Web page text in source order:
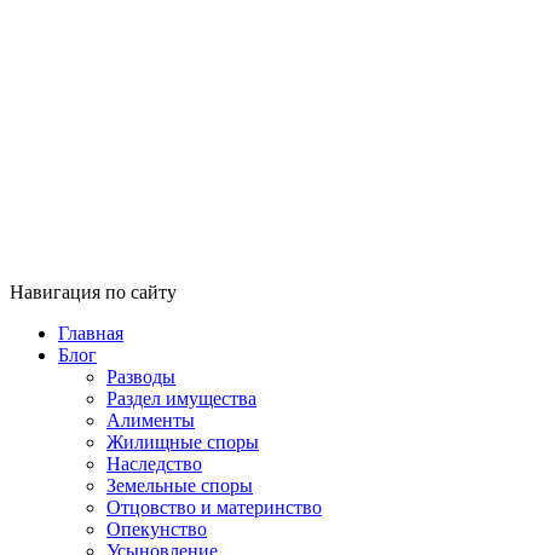
Навигация по сайту
Главная
Блог
Разводы
Раздел имущества
Алименты
Жилищные споры
Наследство
Земельные споры
Отцовство и материнство
Опекунство
Усыновление